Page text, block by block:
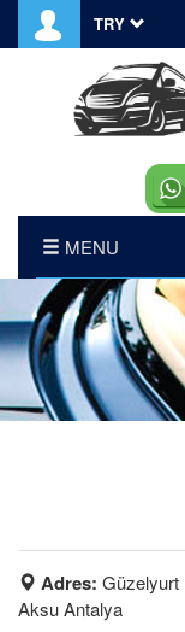
TRY
MENU
Adres: Güzelyurt
Aksu Antalya